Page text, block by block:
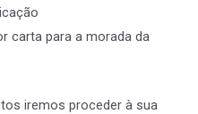
carta para a morada da
iremos proceder à sua